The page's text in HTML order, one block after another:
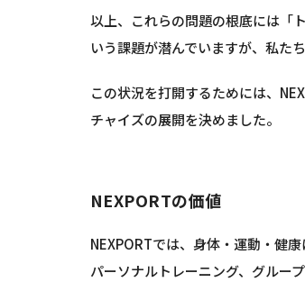
以上、これらの問題の根底には「
いう課題が潜んでいますが、私た
この状況を打開するためには、
チャイズの展開を決めました。
NEXPORTの価値
NEXPORTでは、身体・運動・健
パーソナルトレーニング、グルー